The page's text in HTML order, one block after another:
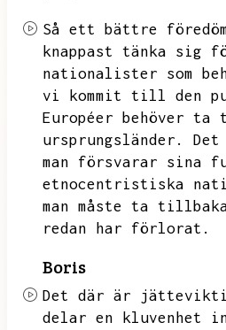
Så ett bättre
knappast tänka sig
nationalister som
vi kommit till den
Européer behöver
ursprungsländer.
man försvarar sina
etnocentristiska
man måste ta tillbaka
redan har förlorat.
Boris
Det där är
delar en kluvenhet